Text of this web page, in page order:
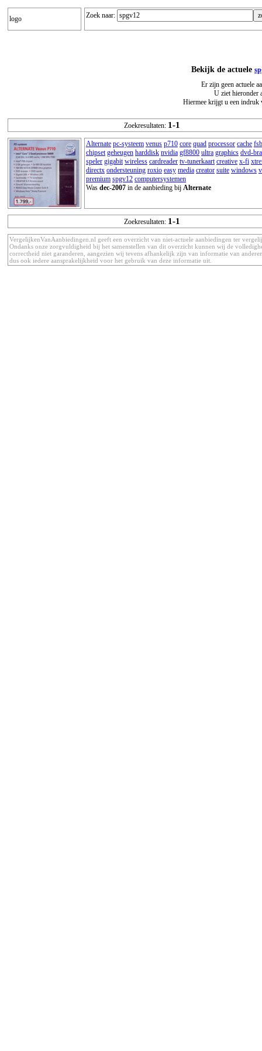
logo Zoek naar:
Bekijk de actuele
Er zijn geen actuele
U ziet hieronder
Hiermee krijgt u een indruk
Zoekresultaten: 1-1
Alternate pc-systeem venus p710 core quad processor cache fsb
chipset geheugen harddisk nvidia gf8800 ultra graphics dvd-
speler gigabit wireless cardreader tv-tunerkaart creative x-fi
directx ondersteuning roxio easy media creator suite windows
premium spgv12 computersystemen
Was dec-2007 in de aanbieding bij Alternate
Zoekresultaten: 1-1
VergelijkenVanAanbiedingen.nl geeft een overzicht van niet-actuele aanbiedingen ter
Ondanks onze zorgvuldigheid bij het samenstellen van dit overzicht kunnen wij de
correctheid niet garanderen, aangezien wij tevens afhankelijk zijn van informatie van
dus ook iedere aansprakelijkheid voor het gebruik van deze informatie uit.